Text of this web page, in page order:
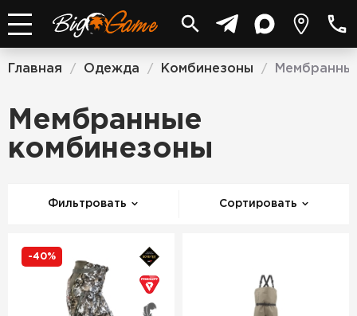
Главная / Одежда / Комбинезоны /
Мембранные
комбинезоны
Фильтровать Сортировать
-40%